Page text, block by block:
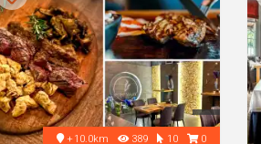
+10.0km 389 10 0